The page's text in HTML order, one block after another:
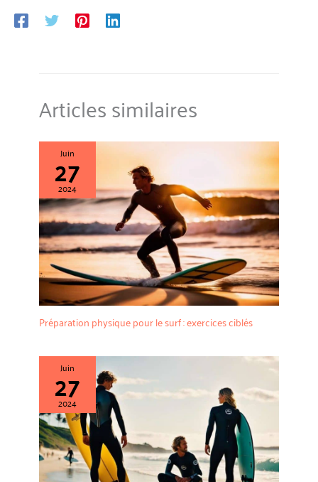
Articles similaires
Juin
27
2024
Préparation physique pour le surf : exercices ciblés
Juin
27
2024